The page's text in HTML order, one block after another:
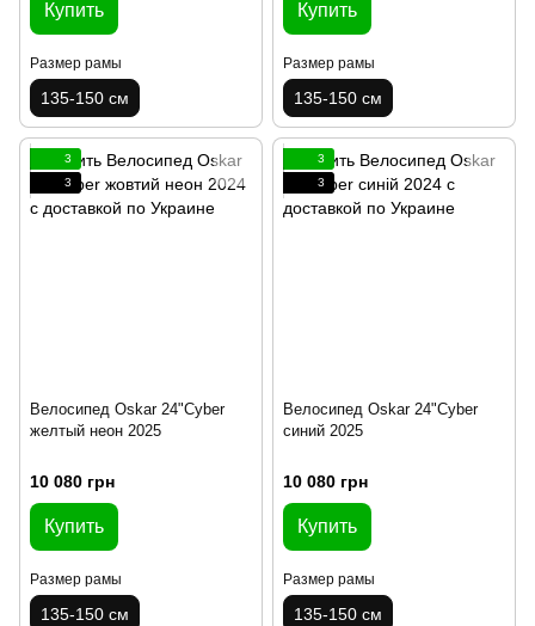
Купить
Размер рамы
135-150 см
Купить
Размер рамы
135-150 см
3
3
Велосипед Oskar 24"Cyber
желтый неон 2025
10 080 грн
Купить
Размер рамы
135-150 см
3
3
Велосипед Oskar 24"Cyber
синий 2025
10 080 грн
Купить
Размер рамы
135-150 см